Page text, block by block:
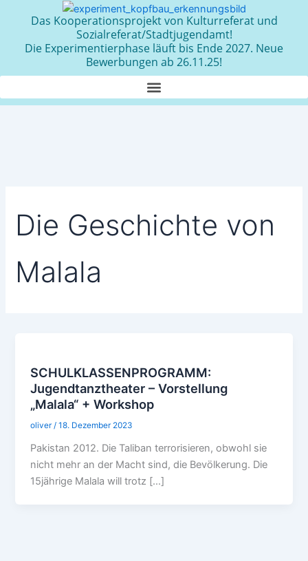
Das Kooperationsprojekt von Kulturreferat und
Sozialreferat/Stadtjugendamt!
Die Experimentierphase läuft bis Ende 2027. Neue
Bewerbungen ab 26.11.25!
Die Geschichte von
Malala
SCHULKLASSENPROGRAMM:
Jugendtanztheater – Vorstellung
„Malala“ + Workshop
oliver/18. Dezember 2023
Pakistan 2012. Die Taliban terrorisieren, obwohl sie
nicht mehr an der Macht sind, die Bevölkerung. Die
15jährige Malala will trotz […]